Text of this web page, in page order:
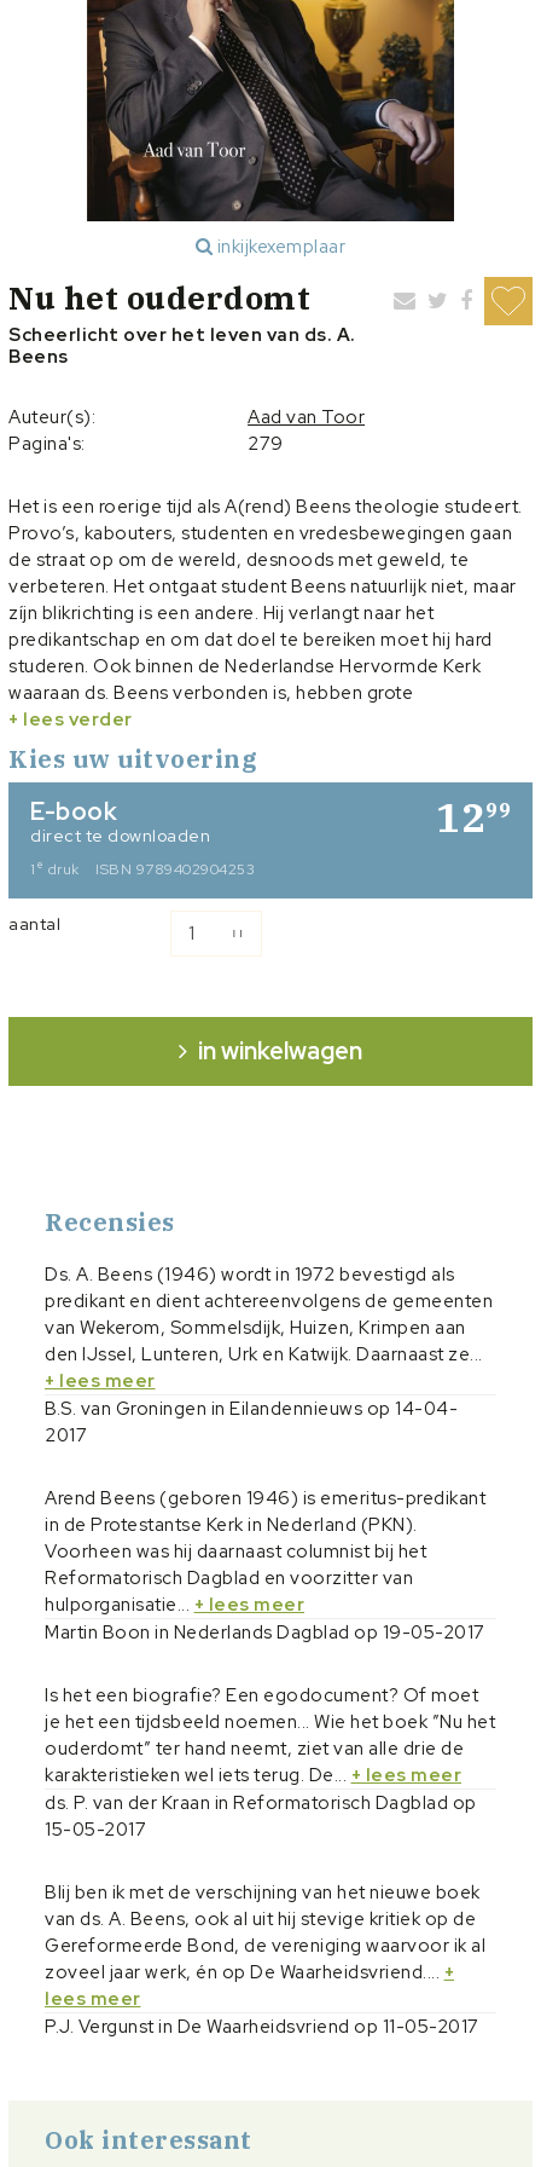
inkijkexemplaar
Nu het ouderdomt
Scheerlicht over het leven van ds. A.
Beens
Auteur(s):
Aad van Toor
Pagina's:
279
Het is een roerige tijd als A(rend) Beens theologie studeert.
Provo’s, kabouters, studenten en vredesbewegingen gaan
de straat op om de wereld, desnoods met geweld, te
verbeteren. Het ontgaat student Beens natuurlijk niet, maar
zíjn blikrichting is een andere. Hij verlangt naar het
predikantschap en om dat doel te bereiken moet hij hard
studeren. Ook binnen de Nederlandse Hervormde Kerk
waaraan ds. Beens verbonden is, hebben grote
veranderingen plaats. Het zogenoemde Samen-op-
Wegproces verbindt weliswaar drie kerken, maar zorgt ook
voor een diep ingrijpende scheiding binnen ‘zijn’
Nederlandse Hervormde Kerk. Het snijdt de predikant door
zijn ziel en laat een blijvend, pulserend verdriet achter. In
Ankerpunt van zijn leven blijft onveranderlijk in Gods genade
en Zijn trouw. Naast een levensschets, biedt dit boek een
serie opstellen voor gemeenteleden, waarin de predikant de
achterliggende jaren en kerkelijke gebeurtenissen in zijn
Aad van Toor is al vele jaren werkzaam bij het
Reformatorisch Dagblad. Naast leidinggevend en
coördinerend werk op diverse redacties, schreef hij
verschillende predikantsbiografieën.
maatschappelijke organisaties in. Sinds zijn (vervroegd)
+ lees verder
Kies uw uitvoering
1299
E-book
direct te downloaden
1 e druk ISBN 9789402904253
aantal
in winkelwagen
Recensies
Ds. A. Beens (1946) wordt in 1972 bevestigd als
predikant en dient achtereenvolgens de gemeenten
van Wekerom, Sommelsdijk, Huizen, Krimpen aan
den lJssel, Lunteren, Urk en Katwijk. Daarnaast ze...
+ lees meer
B.S. van Groningen in Eilandennieuws op 14-04-
2017
Arend Beens (geboren 1946) is emeritus-predikant
in de Protestantse Kerk in Nederland (PKN).
Voorheen was hij daarnaast columnist bij het
Reformatorisch Dagblad en voorzitter van
hulporganisatie... + lees meer
Martin Boon in Nederlands Dagblad op 19-05-2017
Is het een biografie? Een egodocument? Of moet
je het een tijdsbeeld noemen... Wie het boek ”Nu het
ouderdomt” ter hand neemt, ziet van alle drie de
karakteristieken wel iets terug. De... + lees meer
ds. P. van der Kraan in Reformatorisch Dagblad op
15-05-2017
Blij ben ik met de verschijning van het nieuwe boek
van ds. A. Beens, ook al uit hij stevige kritiek op de
Gereformeerde Bond, de vereniging waarvoor ik al
zoveel jaar werk, én op De Waarheidsvriend.... +
lees meer
P.J. Vergunst in De Waarheidsvriend op 11-05-2017
Ook interessant